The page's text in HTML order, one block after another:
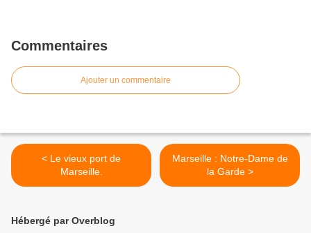
Commentaires
Ajouter un commentaire
< Le vieux port de
Marseille.
Marseille : Notre-Dame de
la Garde >
Hébergé par Overblog